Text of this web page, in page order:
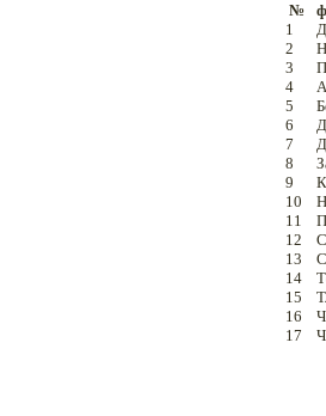
№
1
2
3
4
5
6
7
8
9
10
11
12
13
14
15
16
17